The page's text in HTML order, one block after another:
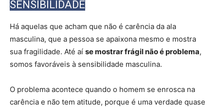
SENSIBILIDADE
Há aquelas que acham que não é carência da ala
masculina, que a pessoa se apaixona mesmo e mostra
sua fragilidade. Até aí se mostrar frágil não é problema,
somos favoráveis à sensibilidade masculina.
O problema acontece quando o homem se enrosca na
carência e não tem atitude, porque é uma verdade quase